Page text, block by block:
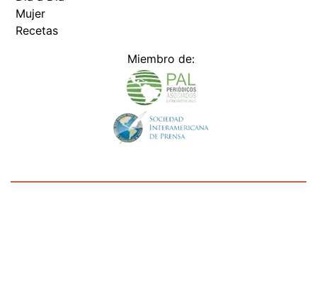
Mujer
Recetas
Miembro de: